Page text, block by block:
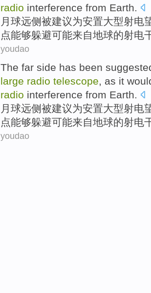
radio interference from Earth.
月球远侧被建议为安置大型射电
点能够躲避可能来自地球的射电
youdao
The far side has been
large radio telescope as it
radio interference from Earth
月球远侧被建议为安置大型射电
点能够躲避可能来自地球的射电
youdao